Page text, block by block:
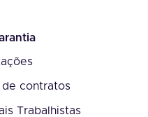
de contratos
Trabalhistas